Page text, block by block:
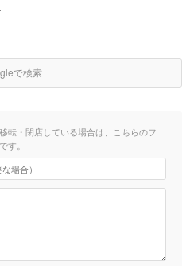
で検索
転・閉店している場合は、こちらのフ
す。